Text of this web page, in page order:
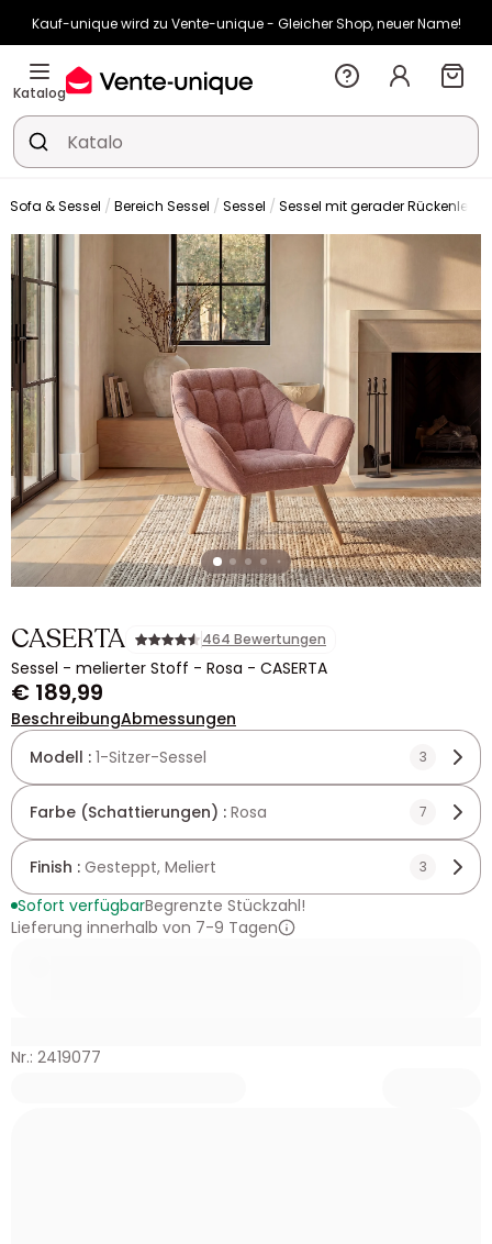
Kauf-unique wird zu Vente-unique - Gleicher Shop, neuer Name!
-11% ab €500 mitSUN11auf Vente-unique-Produkte
Noch:
Katalog
Sofa & Sessel Bereich Sessel Sessel Sessel mit gerader Rückenlehne
CASERTA 464 Bewertungen
Sessel - melierter Stoff - Rosa - CASERTA
€ 189,99
BeschreibungAbmessungen
Modell : 1-Sitzer-Sessel 3
Farbe (Schattierungen) : Rosa 7
Finish : Gesteppt, Meliert 3
Sofort verfügbarBegrenzte Stückzahl!
Lieferung innerhalb von 7-9 Tagen
Nr.: 2419077